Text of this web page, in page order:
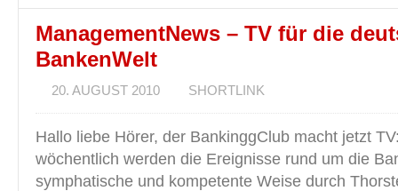
ManagementNews – TV für die
BankenWelt
20. AUGUST 2010 SHORTLINK
Hallo liebe Hörer, der BankinggClub macht jetzt
wöchentlich werden die Ereignisse rund um die
symphatische und kompetente Weise durch